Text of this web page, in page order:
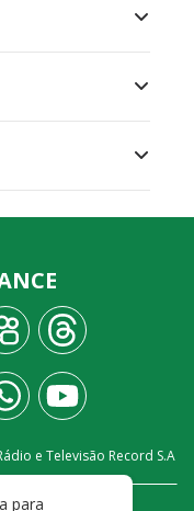
e Televisão Record S.A
para